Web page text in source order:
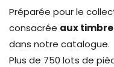
Préparée pour le
consacrée aux
dans notre catalogue.
Plus de 750 lots de